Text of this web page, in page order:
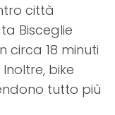
città
Bisceglie
circa 18 minuti
bike
tutto più